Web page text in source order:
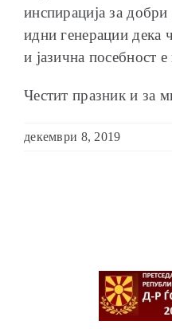
инспирација за
идни генерации дека
и јазична посебност
Честит празник и за
декември 8, 2019